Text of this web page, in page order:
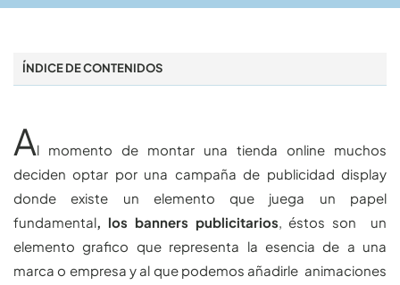
ÍNDICE DE CONTENIDOS
Al momento de montar una tienda online muchos
deciden optar por una campaña de publicidad display
donde existe un elemento que juega un papel
fundamental, los banners publicitarios, éstos son un
elemento grafico que representa la esencia de a una
marca o empresa y al que podemos añadirle animaciones